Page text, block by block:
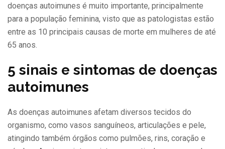
doenças autoimunes é muito importante, principalmente
para a população feminina, visto que as patologistas estão
entre as 10 principais causas de morte em mulheres de até
65 anos.
5 sinais e sintomas de doenças
autoimunes
As doenças autoimunes afetam diversos tecidos do
organismo, como vasos sanguíneos, articulações e pele,
atingindo também órgãos como pulmões, rins, coração e